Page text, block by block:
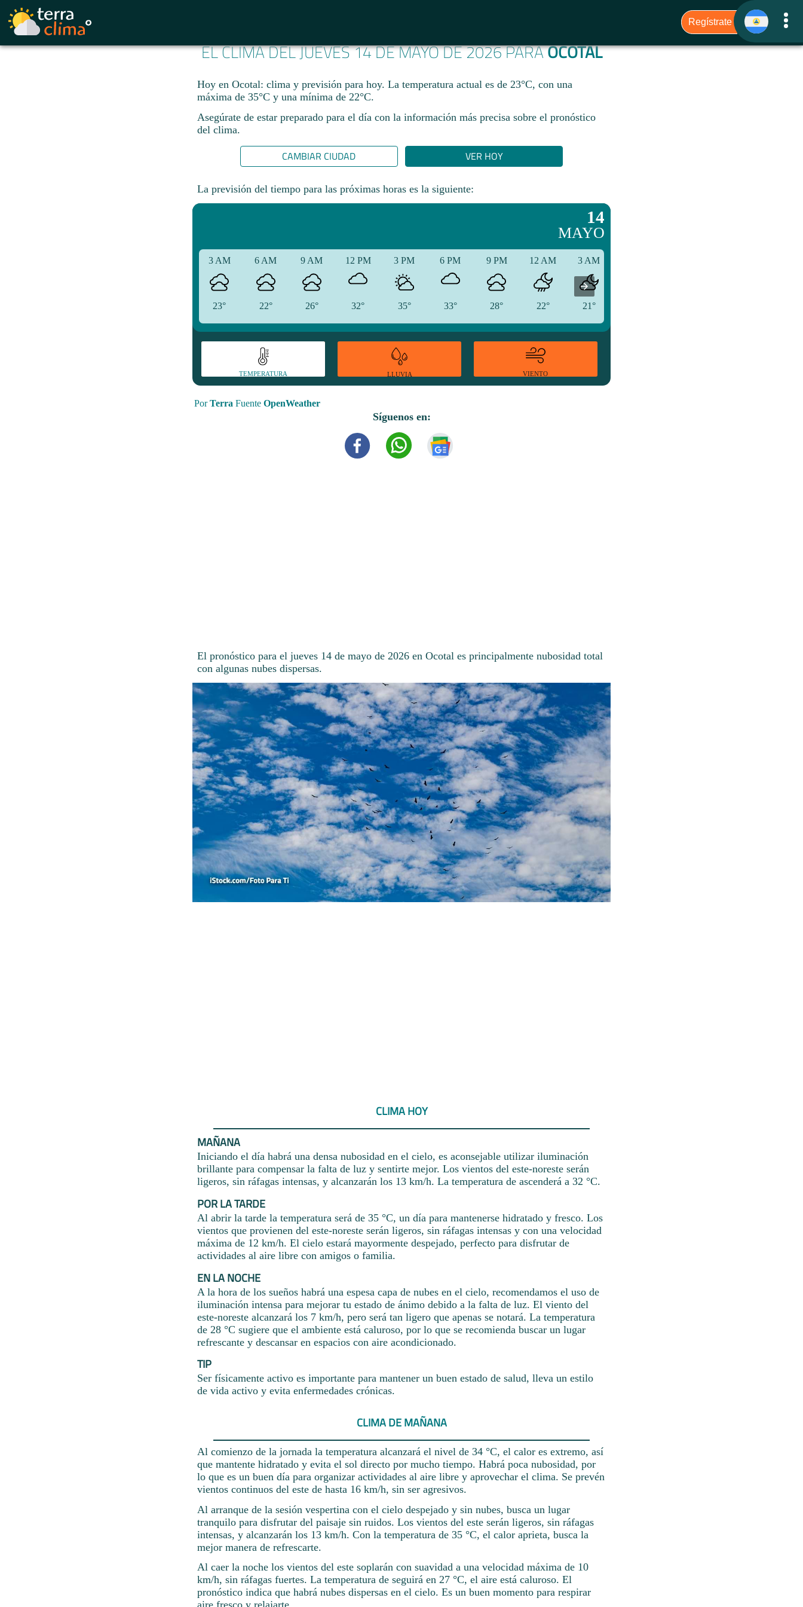
EL CLIMA DEL JUEVES 14 DE MAYO DE 2026 PARAOCOTAL
Hoy en Ocotal: clima y previsión para hoy. La temperatura actual es de 23°C, con una
máxima de 35°C y una mínima de 22°C.​
Asegúrate de estar preparado para el día con la información más precisa sobre el pronóstico
del clima.
CAMBIAR CIUDAD VER HOY
La previsión del tiempo para las próximas horas es la siguiente:
14
MAYO
3 AM
23°
6 AM
22°
9 AM
26°
12 PM
32°
3 PM
35°
6 PM
33°
9 PM
28°
12 AM
22°
3 AM
21°
TEMPERATURA LLUVIA VIENTO
PorTerra Fuente OpenWeather
Síguenos en:
El pronóstico para el jueves 14 de mayo de 2026 en Ocotal es principalmente nubosidad total
con algunas nubes dispersas.
CLIMA HOY
MAÑANA
Iniciando el día habrá una densa nubosidad en el cielo, es aconsejable utilizar iluminación
brillante para compensar la falta de luz y sentirte mejor. Los vientos del este-noreste serán
ligeros, sin ráfagas intensas, y alcanzarán los 13 km/h. La temperatura de ascenderá a 32 °C.
POR LA TARDE
Al abrir la tarde la temperatura será de 35 °C, un día para mantenerse hidratado y fresco. Los
vientos que provienen del este-noreste serán ligeros, sin ráfagas intensas y con una velocidad
máxima de 12 km/h. El cielo estará mayormente despejado, perfecto para disfrutar de
actividades al aire libre con amigos o familia.
EN LA NOCHE
A la hora de los sueños habrá una espesa capa de nubes en el cielo, recomendamos el uso de
iluminación intensa para mejorar tu estado de ánimo debido a la falta de luz. El viento del
este-noreste alcanzará los 7 km/h, pero será tan ligero que apenas se notará. La temperatura
de 28 °C sugiere que el ambiente está caluroso, por lo que se recomienda buscar un lugar
refrescante y descansar en espacios con aire acondicionado.
TIP
Ser físicamente activo es importante para mantener un buen estado de salud, lleva un estilo
de vida activo y evita enfermedades crónicas.
CLIMA DE MAÑANA
Al comienzo de la jornada la temperatura alcanzará el nivel de 34 °C, el calor es extremo, así
que mantente hidratado y evita el sol directo por mucho tiempo. Habrá poca nubosidad, por
lo que es un buen día para organizar actividades al aire libre y aprovechar el clima. Se prevén
vientos continuos del este de hasta 16 km/h, sin ser agresivos.
Al arranque de la sesión vespertina con el cielo despejado y sin nubes, busca un lugar
tranquilo para disfrutar del paisaje sin ruidos. Los vientos del este serán ligeros, sin ráfagas
intensas, y alcanzarán los 13 km/h. Con la temperatura de 35 °C, el calor aprieta, busca la
mejor manera de refrescarte.
Al caer la noche los vientos del este soplarán con suavidad a una velocidad máxima de 10
km/h, sin ráfagas fuertes. La temperatura de seguirá en 27 °C, el aire está caluroso. El
pronóstico indica que habrá nubes dispersas en el cielo. Es un buen momento para respirar